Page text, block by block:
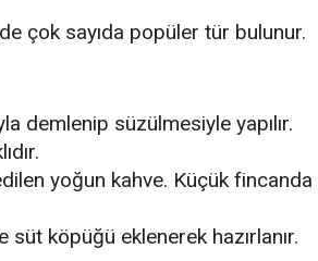
çok sayıda popüler tür bulunur.
demlenip süzülmesiyle yapılır.
yoğun kahve. Küçük fincanda
köpüğü eklenerek hazırlanır.